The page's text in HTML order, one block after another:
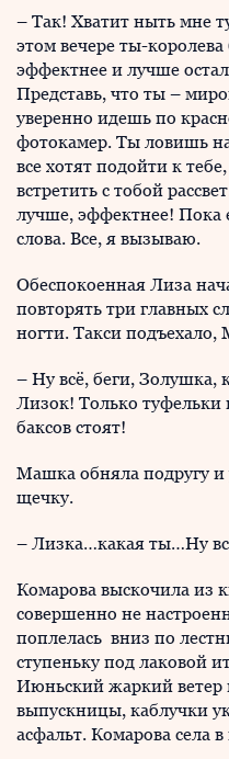
– Так! Хватит ныть мне
этом вечере ты-королева
эффектнее и лучше
Представь, что ты –
уверенно идешь по
фотокамер. Ты ловишь
все хотят подойти к
встретить с тобой
лучше, эффектнее! Пока
слова. Все, я вызываю.
Обеспокоенная Лиза
повторять три главных
ногти. Такси
– Ну всё, беги, Золушка,
Лизок! Только туфельки
баксов стоят!
Машка обняла подругу и
щечку.
– Лизка…какая ты…Ну
Комарова выскочила из
совершенно не
поплелась вниз по
ступеньку под лаковой
Июньский жаркий
выпускницы, каблучки
асфальт. Комарова села